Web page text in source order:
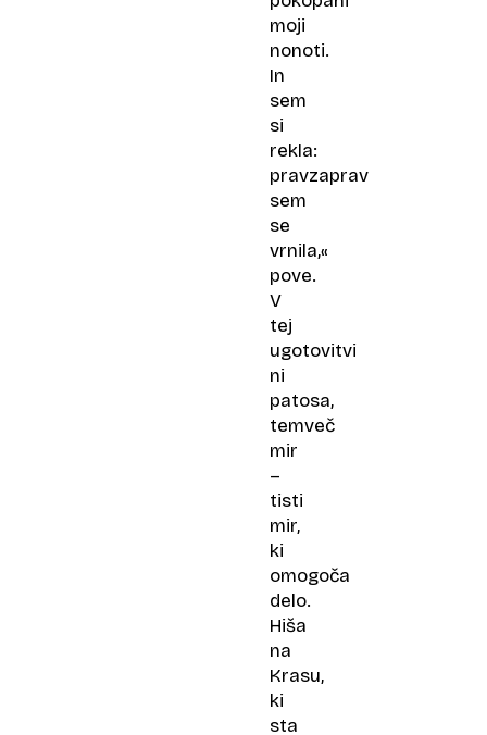
moji
nonoti.
In
sem
si
rekla:
pravzaprav
sem
se
vrnila,«
pove.
V
tej
ugotovitvi
ni
patosa,
temveč
mir
–
tisti
mir,
ki
omogoča
delo.
Hiša
na
Krasu,
ki
sta